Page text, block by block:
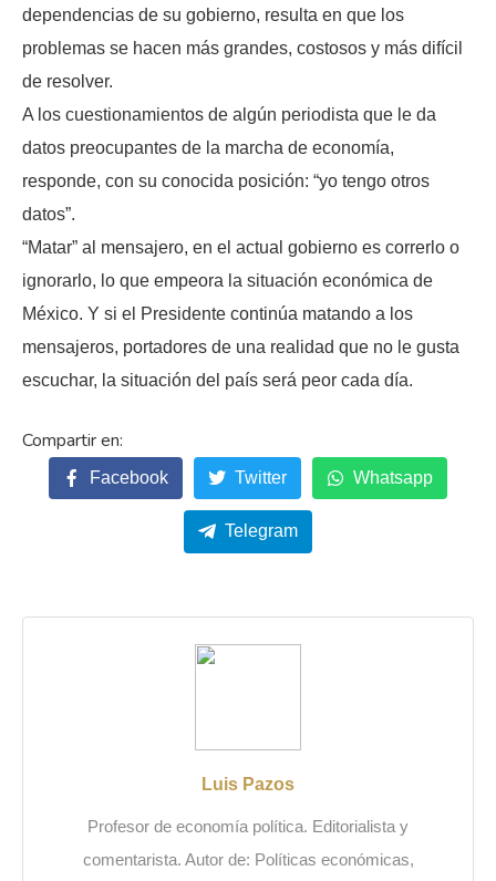
dependencias de su gobierno, resulta en que los
problemas se hacen más grandes, costosos y más difícil
de resolver.
A los cuestionamientos de algún periodista que le da
datos preocupantes de la marcha de economía,
responde, con su conocida posición: “yo tengo otros
datos”.
“Matar” al mensajero, en el actual gobierno es correrlo o
ignorarlo, lo que empeora la situación económica de
México. Y si el Presidente continúa matando a los
mensajeros, portadores de una realidad que no le gusta
escuchar, la situación del país será peor cada día.
Facebook Twitter Whatsapp
Telegram
Luis Pazos
Profesor de economía política. Editorialista y
comentarista. Autor de: Políticas económicas,